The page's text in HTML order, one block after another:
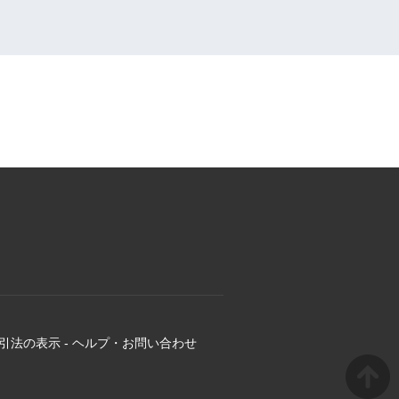
法の表示 - ヘルプ・お問い合わせ